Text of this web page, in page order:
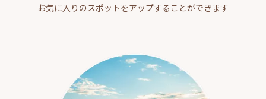
お気に入りのスポットをアップすることができます